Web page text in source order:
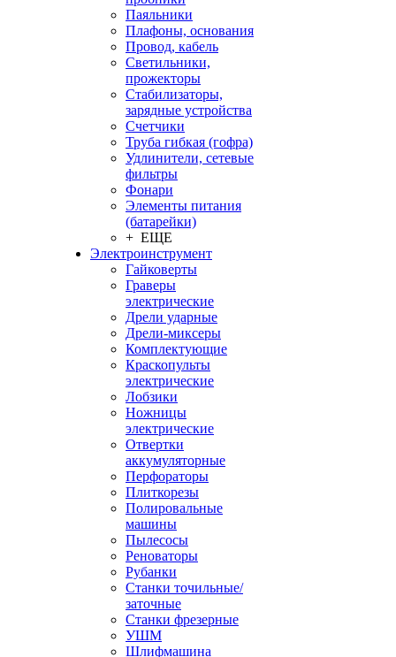
Паяльники
Плафоны, основания
Провод, кабель
Светильники,
прожекторы
Стабилизаторы,
зарядные устройства
Счетчики
Труба гибкая (гофра)
Удлинители, сетевые
фильтры
Фонари
Элементы питания
(батарейки)
+ ЕЩЕ
Электроинструмент
Гайковерты
Граверы
электрические
Дрели ударные
Дрели-миксеры
Комплектующие
Краскопульты
электрические
Лобзики
Ножницы
электрические
Отвертки
аккумуляторные
Перфораторы
Плиткорезы
Полировальные
машины
Пылесосы
Реноваторы
Рубанки
Станки точильные/
заточные
Станки фрезерные
УШМ
Шлифмашина